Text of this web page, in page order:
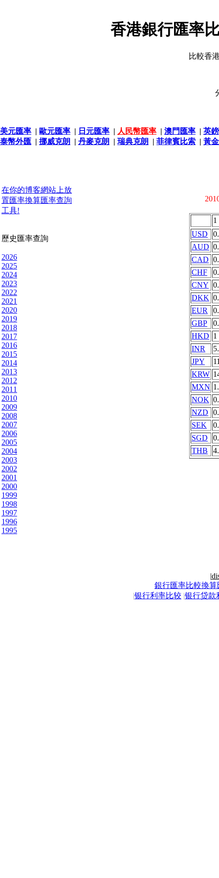
香港銀行匯率
比較香
美元匯率 | 歐元匯率 | 日元匯率 | 人民幣匯率 | 澳門匯率 | 英
泰幣外匯 | 挪威克朗 | 丹麥克朗 | 瑞典克朗 | 菲律賓比索 | 黃
在你的博客網站上放
置匯率換算匯率查詢
工具!
歷史匯率查詢
2026
2025
2024
2023
2022
2021
2020
2019
2018
2017
2016
2015
2014
2013
2012
2011
2010
2009
2008
2007
2006
2005
2004
2003
2002
2001
2000
1999
1998
1997
1996
1995
1
USD
AUD
CAD
CHF
CNY
DKK
EUR
GBP
HKD 1
INR
JPY
KRW
MXN
NOK
NZD
SEK
SGD
THB
|
銀行匯率比較換算
|银行利率比较 |银行贷款